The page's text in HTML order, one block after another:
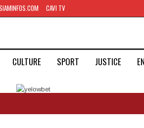
CAVI TV
CULTURE SPORT JUSTICE